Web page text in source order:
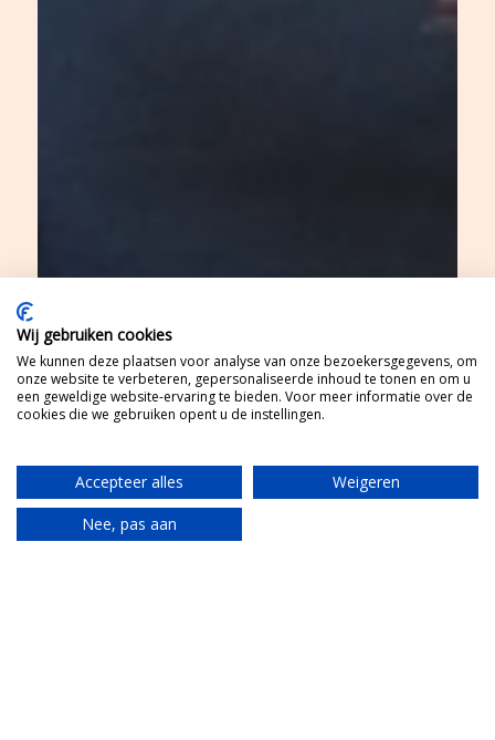
Wij gebruiken cookies
We kunnen deze plaatsen voor analyse van onze bezoekersgegevens, om
onze website te verbeteren, gepersonaliseerde inhoud te tonen en om u
een geweldige website-ervaring te bieden. Voor meer informatie over de
cookies die we gebruiken opent u de instellingen.
Accepteer alles
Weigeren
Nee, pas aan